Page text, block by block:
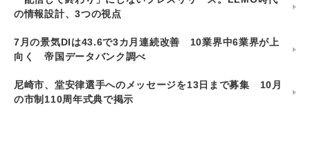
の情報設計、3つの視点
7月の景気DIは43.6で3カ月連続改善 10業界中6業界が上
向く 帝国データバンク調べ
尼崎市、堂安律選手へのメッセージを13日まで募集 10月
の市制110周年式典で掲示